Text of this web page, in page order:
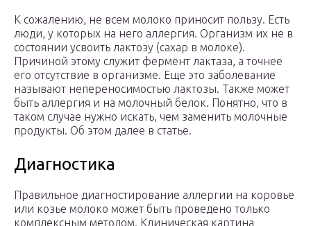
К сожалению, не всем молоко приносит пользу. Есть
люди, у которых на него аллергия. Организм их не в
состоянии усвоить лактозу (сахар в молоке).
Причиной этому служит фермент лактаза, а точнее
его отсутствие в организме. Еще это заболевание
называют непереносимостью лактозы. Также может
быть аллергия и на молочный белок. Понятно, что в
таком случае нужно искать, чем заменить молочные
продукты. Об этом далее в статье.
Диагностика
Правильное диагностирование аллергии на коровье
или козье молоко может быть проведено только
комплексным методом. Клиническая картина